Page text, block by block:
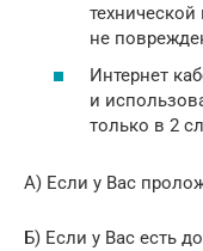
не
Интернет
и
только в 2
А) Если у Вас
Б) Если у Вас есть